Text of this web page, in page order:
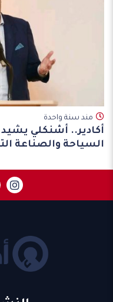
مند سنة واحدة
أكادير.. أشنكلي يشيد
السياحة والصناعة